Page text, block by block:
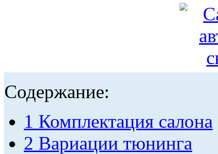
Содержание:
1 Комплектация салона
2 Вариации тюнинга